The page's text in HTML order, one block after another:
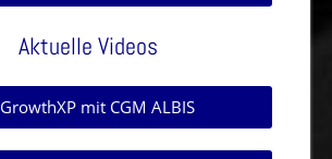
Aktuelle Videos
GrowthXP mit CGM ALBIS